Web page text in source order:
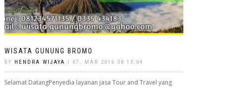
WISATA GUNUNG BROMO
BY HENDRA WIJAYA | 07, MAR 2016 08:13:04
Selamat DatangPenyedia layanan jasa Tour and Travel yang